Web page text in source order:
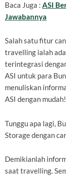
Baca Juga : ASI
Jawabannya
Salah satu fitur
travelling ialah
terintegrasi
ASI untuk para
menuliskan
ASI dengan
Tunggu apa lagi,
Storage dengan
Demikianlah
saat travelling.